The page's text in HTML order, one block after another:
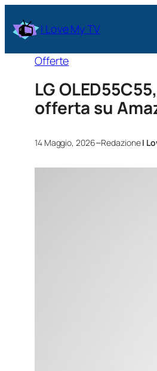
I Love My TV
Offerte
LG
offerta su
14 Maggio, 2026–RedazioneI